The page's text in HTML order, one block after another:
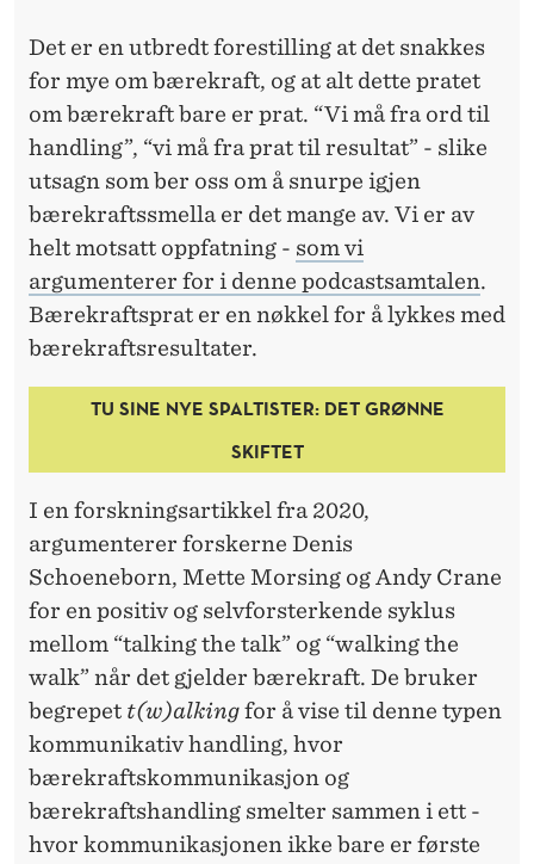
Det er en utbredt forestilling at det snakkes
for mye om bærekraft, og at alt dette pratet
om bærekraft bare er prat. “Vi må fra ord til
handling”, “vi må fra prat til resultat” - slike
utsagn som ber oss om å snurpe igjen
bærekraftssmella er det mange av. Vi er av
helt motsatt oppfatning - som vi
argumenterer for i denne podcastsamtalen.
Bærekraftsprat er en nøkkel for å lykkes med
bærekraftsresultater.
TU SINE NYE SPALTISTER: DET GRØNNE
SKIFTET
I en forskningsartikkel fra 2020,
argumenterer forskerne Denis
Schoeneborn, Mette Morsing og Andy Crane
for en positiv og selvforsterkende syklus
mellom “talking the talk” og “walking the
walk” når det gjelder bærekraft. De bruker
begrepet t(w)alkingfor å vise til denne typen
kommunikativ handling, hvor
bærekraftskommunikasjon og
bærekraftshandling smelter sammen i ett -
hvor kommunikasjonen ikke bare er første